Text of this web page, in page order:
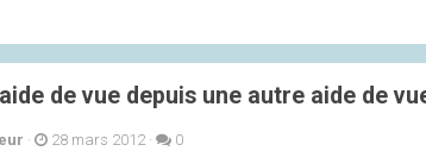
de vue depuis une autre aide de
· 28 mars 2012· 0